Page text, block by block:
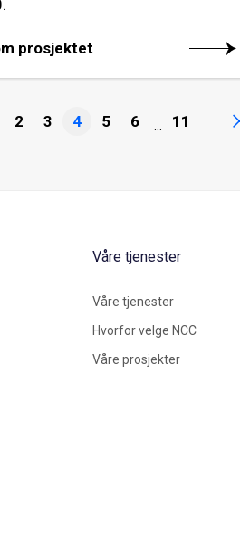
prosjektet
2 3 4 5 6 ... 11
Våre tjenester
Våre tjenester
Hvorfor velge NCC
Våre prosjekter